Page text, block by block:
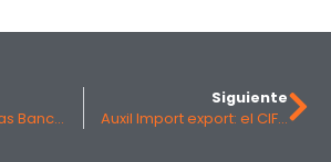
Cierres de oficinas Banco Santander: los 7 últimos anuncios y su impacto
Siguiente
Auxil Import export: el CIF, dirección y actividad, ¿cómo comprobarlos?